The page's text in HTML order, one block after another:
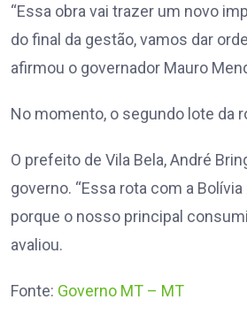
“Essa obra vai trazer um novo
do final da gestão, vamos dar
afirmou o governador Mauro
No momento, o segundo lote da
O prefeito de Vila Bela, André
governo. “Essa rota com a
porque o nosso principal
avaliou.
Fonte: Governo MT – MT